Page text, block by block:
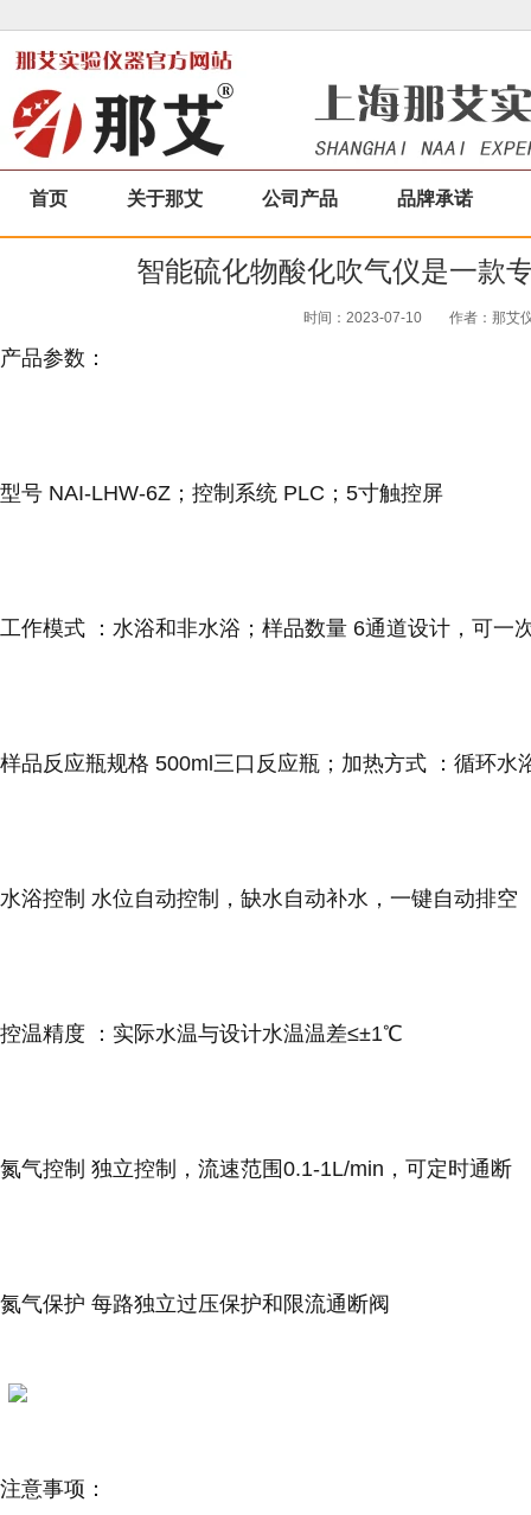
首页 关于那艾 公司产品 品牌承诺
智能硫化物酸化吹气仪是一款
时间：2023-07-10 作者：那艾
产品参数：
型号 NAI-LHW-6Z； 控制系统 PLC；5寸触控屏
工作模式 ： 水浴和非水浴； 样品数量 6通道设计，可一
样品反应瓶规格 500ml三口反应瓶； 加热方式 ： 循环水
水浴控制 水位自动控制，缺水自动补水，一键自动排空
控温精度 ： 实际水温与设计水温温差≤±1℃
氮气控制 独立控制，流速范围0.1-1L/min，可定时通断
氮气保护 每路独立过压保护和限流通断阀
注意事项：